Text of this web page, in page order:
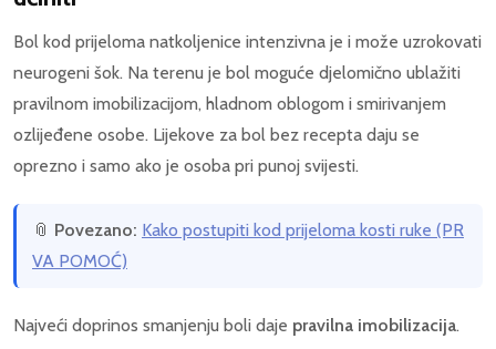
Bol kod prijeloma natkoljenice intenzivna je i može uzrokovati
neurogeni šok. Na terenu je bol moguće djelomično ublažiti
pravilnom imobilizacijom, hladnom oblogom i smirivanjem
ozlijeđene osobe. Lijekove za bol bez recepta daju se
oprezno i samo ako je osoba pri punoj svijesti.
📎 Povezano: Kako postupiti kod prijeloma kosti ruke (PR
VA POMOĆ)
Najveći doprinos smanjenju boli daje pravilna imobilizacija.